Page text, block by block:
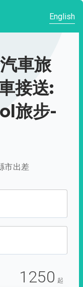
English
車旅
接送:
旅步-
市出差
1250 起